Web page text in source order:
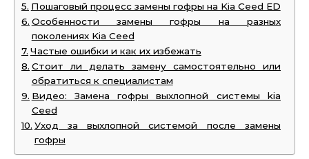
Пошаговый процесс замены гофры на Kia Ceed ED
Особенности замены гофры на разных
поколениях Kia Ceed
Частые ошибки и как их избежать
Стоит ли делать замену самостоятельно или
обратиться к специалистам
Видео: Замена гофры выхлопной системы kia
Ceed
Уход за выхлопной системой после замены
гофры